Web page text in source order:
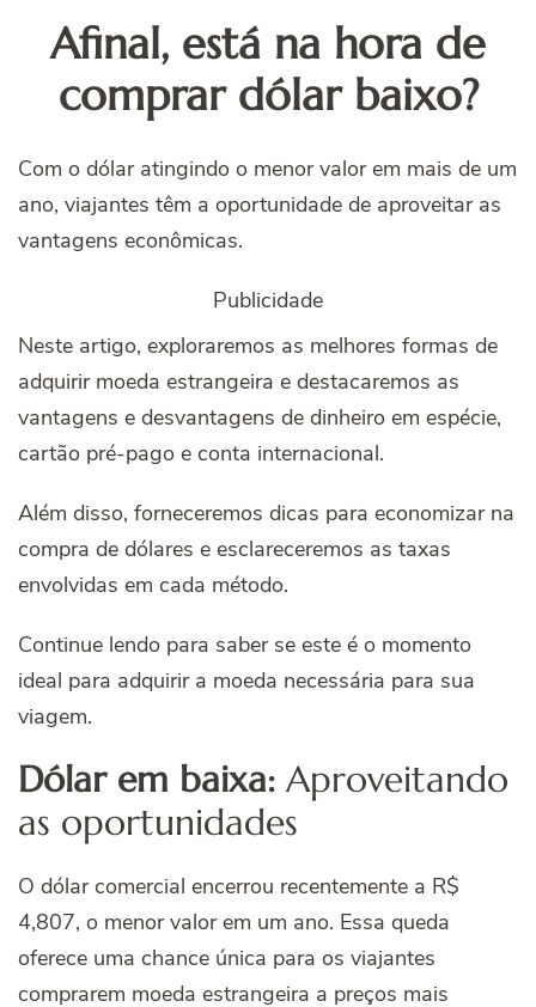
Afinal, está na hora de
comprar dólar baixo?
Com o dólar atingindo o menor valor em mais de um
ano, viajantes têm a oportunidade de aproveitar as
vantagens econômicas.
Publicidade
Neste artigo, exploraremos as melhores formas de
adquirir moeda estrangeira e destacaremos as
vantagens e desvantagens de dinheiro em espécie,
cartão pré-pago e conta internacional.
Além disso, forneceremos dicas para economizar na
compra de dólares e esclareceremos as taxas
envolvidas em cada método.
Continue lendo para saber se este é o momento
ideal para adquirir a moeda necessária para sua
viagem.
Dólar em baixa: Aproveitando
as oportunidades
O dólar comercial encerrou recentemente a R$
4,807, o menor valor em um ano. Essa queda
oferece uma chance única para os viajantes
comprarem moeda estrangeira a preços mais